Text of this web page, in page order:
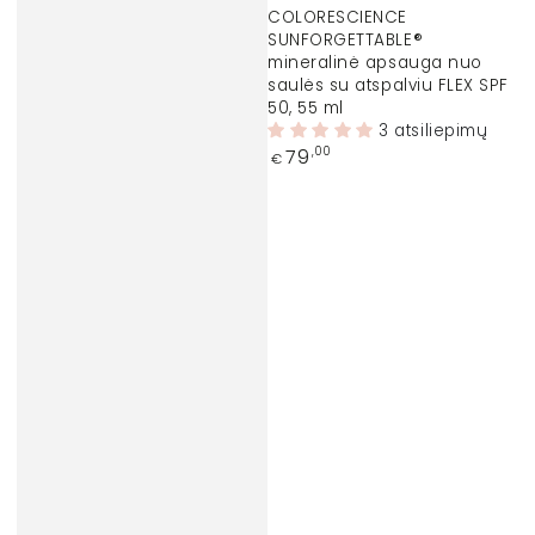
ženklas:
COLORESCIENCE
SUNFORGETTABLE®
mineralinė apsauga nuo
saulės su atspalviu FLEX SPF
50, 55 ml
3 atsiliepimų
Įprasta
€ 79 ,00